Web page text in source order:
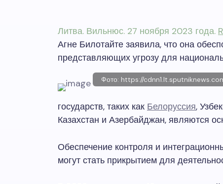
Литва. Вильнюс. 27 ноября 2023 года.
Агне Билотайте заявила, что она
представляющих угрозу для
Фото: https://
государств, таких как Белоруссия,
Казахстан и Азербайджан, являются
Обеспечение контроля и
могут стать прикрытием для